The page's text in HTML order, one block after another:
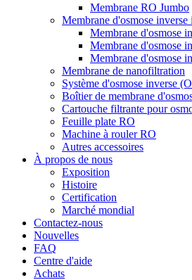
Membrane RO Jumbo
Membrane d'osmose inverse
Membrane d'osmose
Membrane d'osmose
Membrane d'osmose
Membrane de nanofiltration
Système d'osmose inverse
Boîtier de membrane
Cartouche filtrante pour
Feuille plate RO
Machine à rouler RO
Autres accessoires
À propos de nous
Exposition
Histoire
Certification
Marché mondial
Contactez-nous
Nouvelles
FAQ
Centre d'aide
Achats